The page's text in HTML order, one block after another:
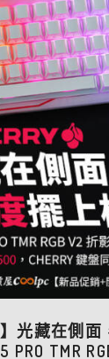
光藏在側面
PRO TMR